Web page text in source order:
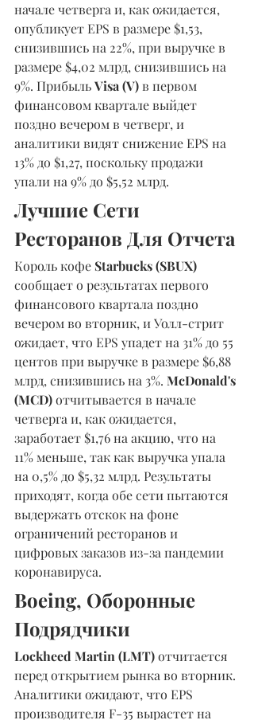
начале четверга и, как ожидается,
опубликует EPS в размере $1,53,
снизившись на 22%, при выручке в
размере $4,02 млрд, снизившись на
9%. Прибыль Visa (V) в первом
финансовом квартале выйдет
поздно вечером в четверг, и
аналитики видят снижение EPS на
13% до $1,27, поскольку продажи
упали на 9% до $5,52 млрд.
Лучшие Сети
Ресторанов Для Отчета
Король кофе Starbucks (SBUX)
сообщает о результатах первого
финансового квартала поздно
вечером во вторник, и Уолл-стрит
ожидает, что EPS упадет на 31% до 55
центов при выручке в размере $6,88
млрд, снизившись на 3%. McDonald's
(MCD) отчитывается в начале
четверга и, как ожидается,
заработает $1,76 на акцию, что на
11% меньше, так как выручка упала
на 0,5% до $5,32 млрд. Результаты
приходят, когда обе сети пытаются
выдержать отскок на фоне
ограничений ресторанов и
цифровых заказов из-за пандемии
коронавируса.
Boeing, Оборонные
Подрядчики
Lockheed Martin (LMT) отчитается
перед открытием рынка во вторник.
Аналитики ожидают, что EPS
производителя F-35 вырастет на